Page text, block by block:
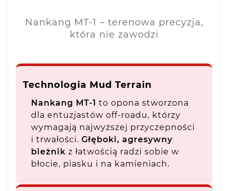
Nankang MT-1 – terenowa precyzja,
która nie zawodzi
Technologia Mud Terrain
Nankang MT-1 to opona stworzona
dla entuzjastów off-roadu, którzy
wymagają najwyższej przyczepności
i trwałości. Głęboki, agresywny
bieżnik z łatwością radzi sobie w
błocie, piasku i na kamieniach.